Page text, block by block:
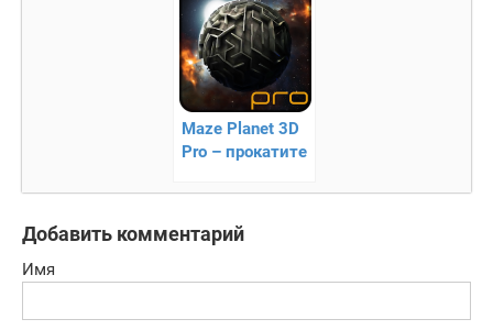
Maze Planet 3D
Pro – прокатите
лабиринту
Добавить комментарий
Имя